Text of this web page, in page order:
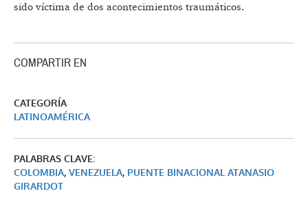
sido víctima de dos acontecimientos traumáticos.
COMPARTIR EN
CATEGORÍA
LATINOAMÉRICA
PALABRAS CLAVE:
COLOMBIA, VENEZUELA, PUENTE BINACIONAL ATANASIO
GIRARDOT